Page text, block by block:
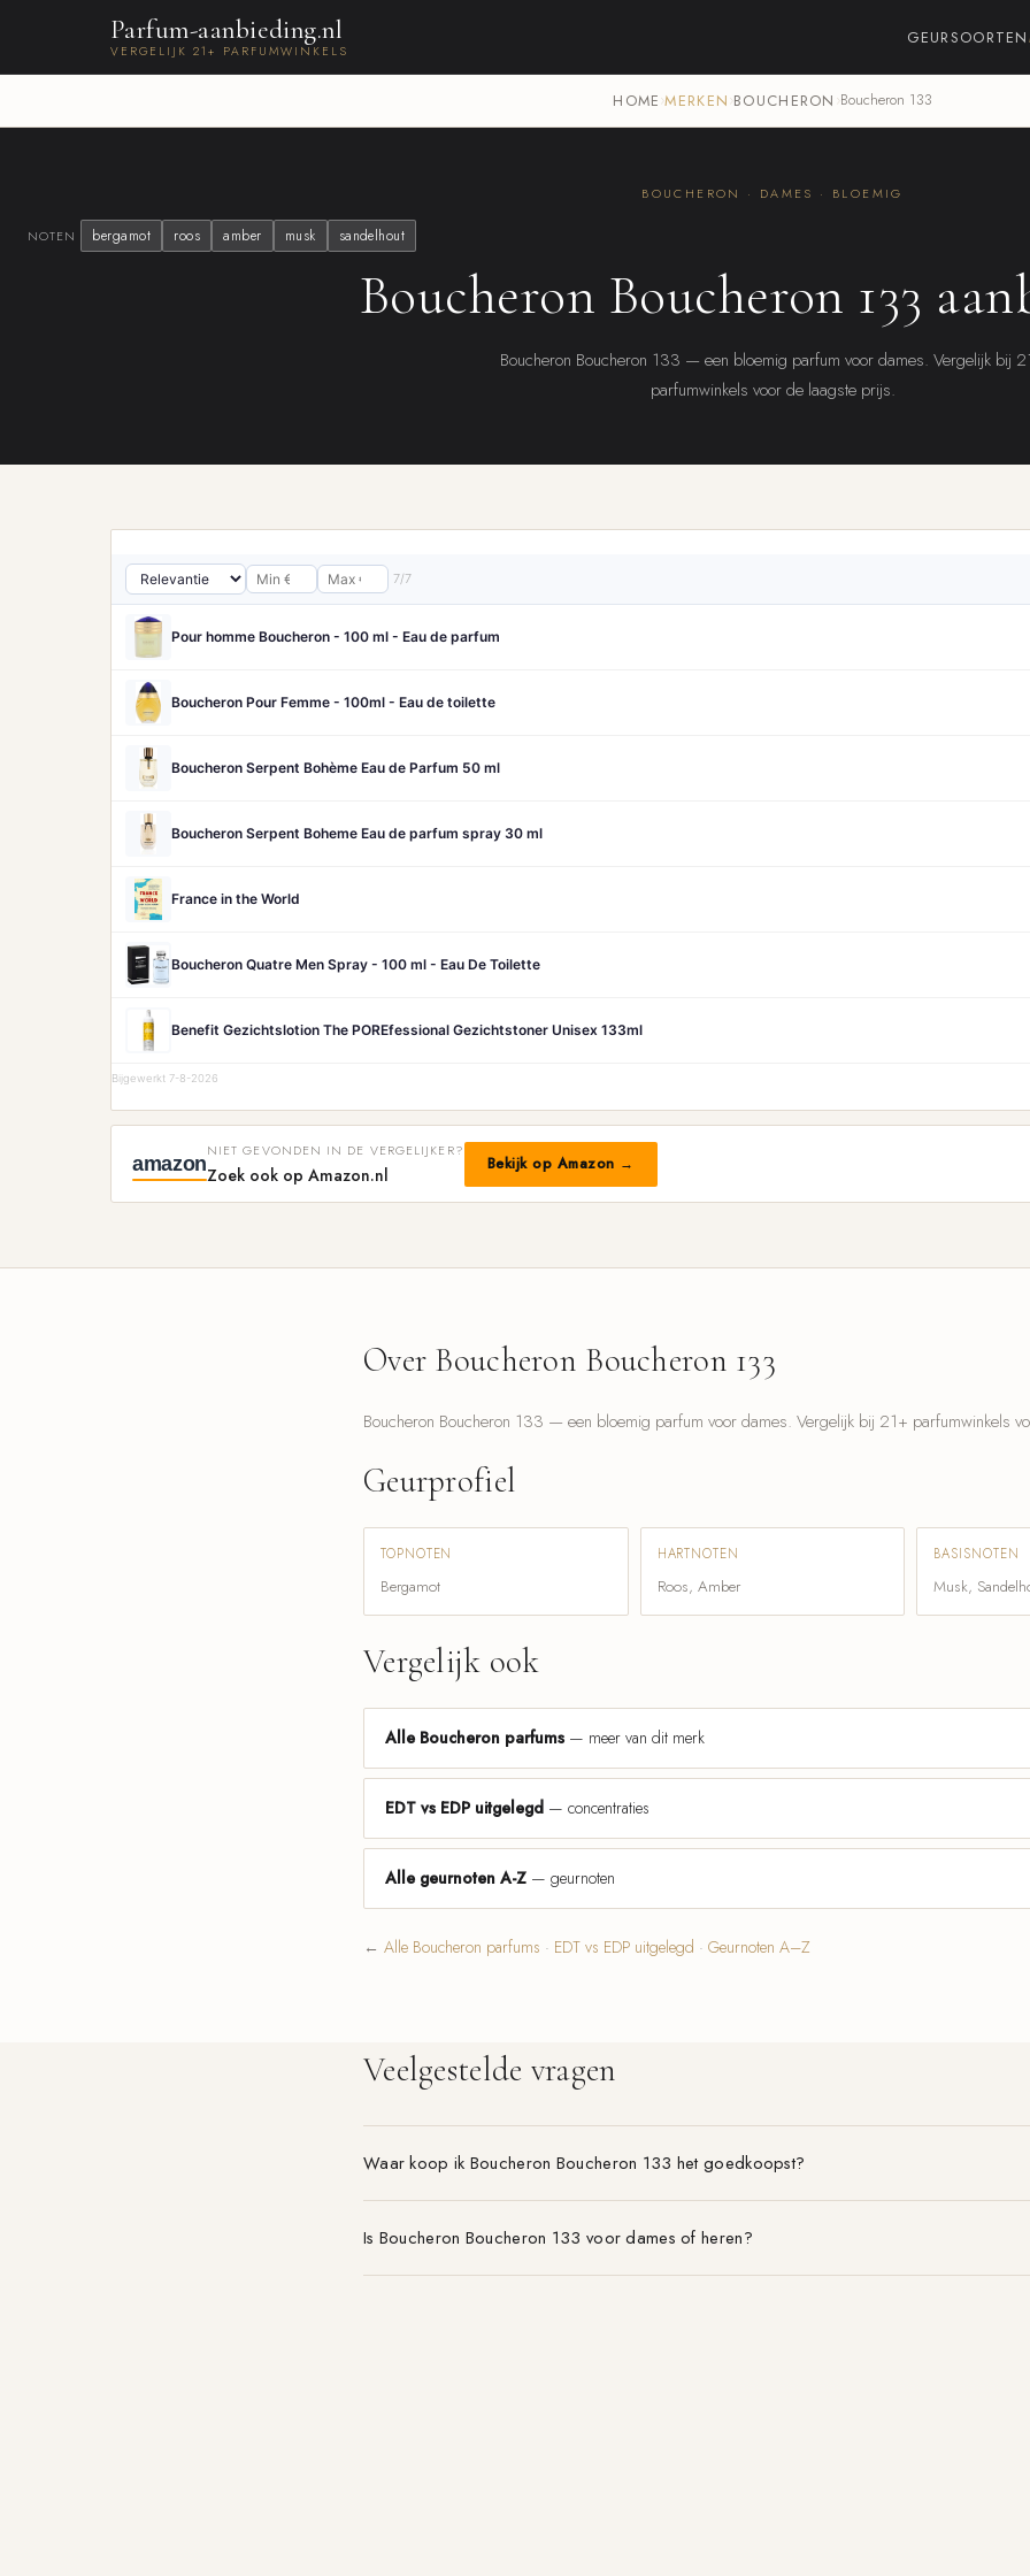
Parfum-aanbieding.nl
VERGELIJK 21+ PARFUMWINKELS
GEURSOORTEN
HOME›MERKEN›BOUCHERON ›Boucheron 133
BOUCHERON · DAMES · BLOEMIG
NOTEN bergamot roos amber musk sandelhout
Boucheron Boucheron 133
Boucheron Boucheron 133 — een bloemig parfum voor dames. Vergelijk bij
parfumwinkels voor de laagste prijs.
7/7
Pour homme Boucheron - 100 ml - Eau de parfum
Boucheron Pour Femme - 100ml - Eau de toilette
Boucheron Serpent Bohème Eau de Parfum 50 ml
Boucheron Serpent Boheme Eau de parfum spray 30 ml
France in the World
Boucheron Quatre Men Spray - 100 ml - Eau De Toilette
Benefit Gezichtslotion The POREfessional Gezichtstoner Unisex 133ml
Bijgewerkt 7-8-2026
amazon
NIET GEVONDEN IN DE VERGELIJKER?
Zoek ook op Amazon.nl Bekijk op Amazon →
Over Boucheron Boucheron 133
Boucheron Boucheron 133 — een bloemig parfum voor dames. Vergelijk bij 21+ parfumwinkels
Geurprofiel
TOPNOTEN
Bergamot
HARTNOTEN
Roos, Amber
BASISNOTEN
Musk,
Vergelijk ook
Alle Boucheron parfums — meer van dit merk
EDT vs EDP uitgelegd — concentraties
Alle geurnoten A-Z — geurnoten
← Alle Boucheron parfums · EDT vs EDP uitgelegd · Geurnoten A–Z
Veelgestelde vragen
Waar koop ik Boucheron Boucheron 133 het goedkoopst?
Is Boucheron Boucheron 133 voor dames of heren?